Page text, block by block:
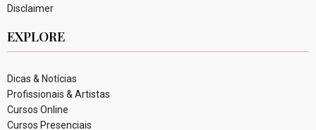
Disclaimer
EXPLORE
Dicas & Notícias
Profissionais & Artistas
Cursos Online
Cursos Presenciais